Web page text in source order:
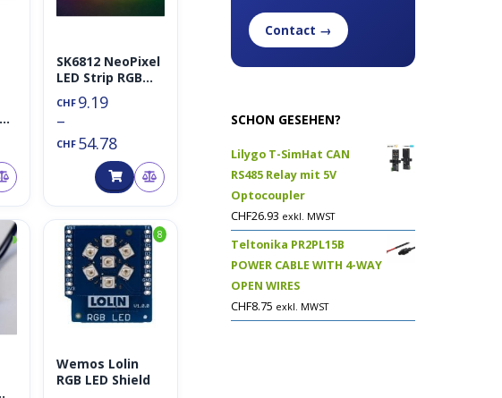
Contact →
SCHON GESEHEN?
Lilygo T-SimHat CAN
RS485 Relay mit 5V
Optocoupler
CHF26.93 exkl. MWST
Teltonika PR2PL15B
POWER CABLE WITH 4-WAY
OPEN WIRES
CHF8.75 exkl. MWST
SK6812 NeoPixel
LED Strip RGB
(RGBW/RGBWW/
warmweiss,
30/m,144/m, 5V,
1m/2m/3m/5m,
opt. IP67, ä.
APA102)
CHF 9.19
–
CHF 54.78
◑ 8
Wemos Lolin
RGB LED Shield